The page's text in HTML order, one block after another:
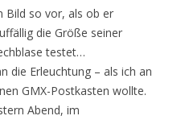
Bild so vor, als ob er
die Größe seiner
testet…
die Erleuchtung – als ich an
GMX-Postkasten wollte.
Abend, im